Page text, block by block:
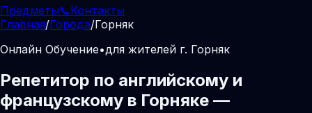
Предметы📞Контакты
Главная/Города/Горняк
Онлайн Обучение•для жителей г. Горняк
Репетитор по английскому и
французскому в Горняке —